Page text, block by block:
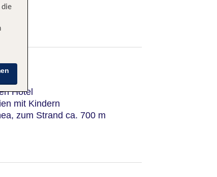
Hotel
mit Kindern
zum Strand ca. 700 m
die